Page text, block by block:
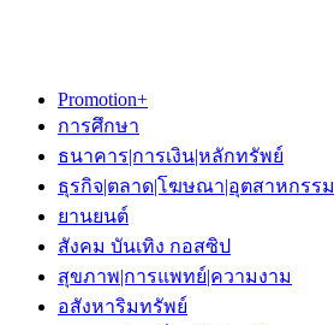
Promotion+
การศึกษา
ธนาคาร|การเงิน|หลักทรัพย์
ธุรกิจ|ตลาด|โฆษณา|อุตสาหกรรม
ยานยนต์
สังคม บันเทิง กอสซิป
สุขภาพ|การแพทย์|ความงาม
อสังหาริมทรัพย์